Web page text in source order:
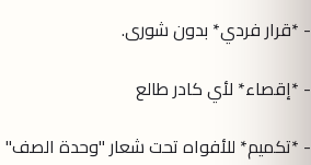
- *قرار فردي* بدون شورى.
- *إقصاء* لأي كادر طالع
- *تكميم* للأفواه تحت شعار "وحدة الصف"